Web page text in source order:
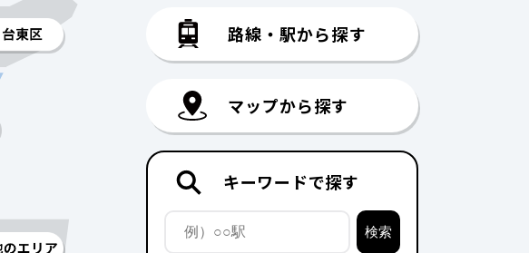
路線・駅から探す
マップから探す
キーワードで探す